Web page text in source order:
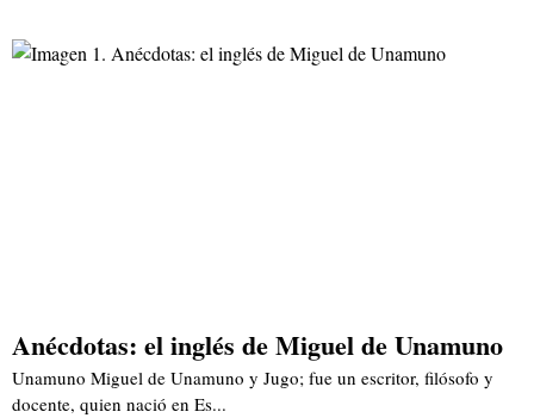
Anécdotas: el inglés de Miguel de Unamuno
Unamuno Miguel de Unamuno y Jugo; fue un escritor, filósofo y
docente, quien nació en Es...